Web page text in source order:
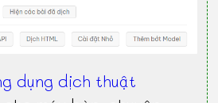
dụng dịch thuật